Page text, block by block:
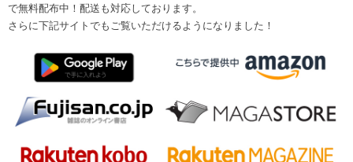
で無料配布中！配送も対応しております。
さらに下記サイトでもご覧いただけるようになりました！